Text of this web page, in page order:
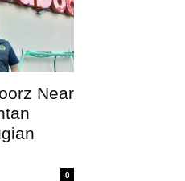
Near
0